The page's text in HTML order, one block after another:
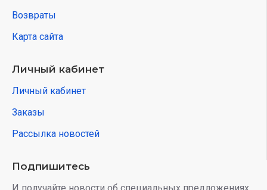
Возвраты
Карта сайта
Личный кабинет
Личный кабинет
Заказы
Рассылка новостей
Подпишитесь